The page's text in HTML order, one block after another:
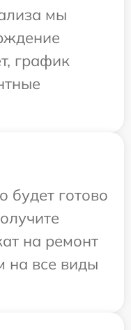
мы
график
будет готово
на ремонт
на все виды